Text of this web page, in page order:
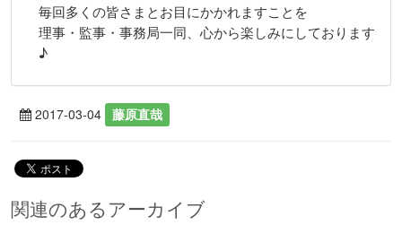
毎回多くの皆さまとお目にかかれますことを
理事・監事・事務局一同、心から楽しみにしております
♪
2017-03-04 藤原直哉
関連のあるアーカイブ